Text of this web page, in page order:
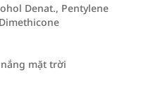
Denat., Pentylene
mặt trời